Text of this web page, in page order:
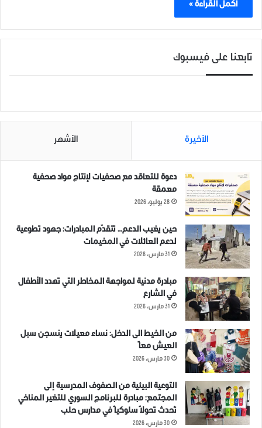
أكمل القراءة »
تابعنا على فيسبوك
الأخيرة الأشهر
دعوة للتعاقد مع صحفيات لإنتاج مواد صحفية
معمقة
28 يوليو، 2026
حين يغيب الدعم… تتقدّم المبادرات: جهود تطوعية
لدعم العائلات في المخيمات
31 مارس، 2026
مبادرة مدنية لمواجهة المخاطر التي تهدد الأطفال
في الشارع
31 مارس، 2026
من الخيط الى الدخل: نساء معيلات ينسجن سبل
العيش معاً
30 مارس، 2026
التوعية البيئية من الصفوف المدرسية إلى
المجتمع: مبادرة للبرنامج السوري للتغير المناخي
تُحدث تحولاً سلوكياً في مدارس حلب
30 مارس، 2026